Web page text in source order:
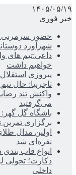
۱۴۰۵/۰۵/۱۹
خبر فوری
حضور سرمربی
شهرآورد
داعی:تیم های
خواهیم داشت
پیروزی
تاجرنیا: حال
واکنش تند
می‌گرفتید
باشگاه گل
برگزاری تمرین
اولین مدال
نقره‌ای شد
انواع قاب
دکارت؛ تحولی
داخلی